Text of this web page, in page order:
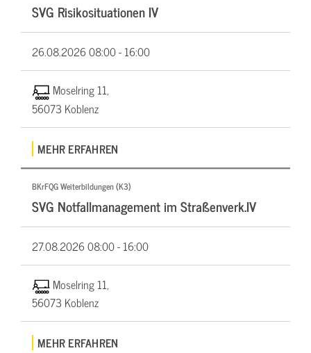
SVG Risikosituationen IV
26.08.202608:00 - 16:00
Moselring 11,
56073 Koblenz
MEHR ERFAHREN
BKrFQG Weiterbildungen (K3)
SVG Notfallmanagement im Straßenverk.IV
27.08.202608:00 - 16:00
Moselring 11,
56073 Koblenz
MEHR ERFAHREN